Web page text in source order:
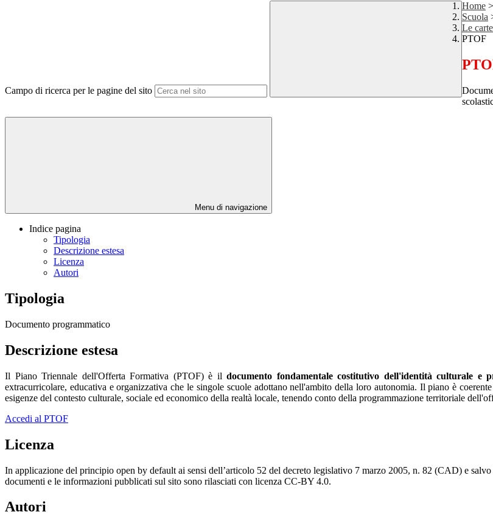
Campo di ricerca per le pagine del sito
Home >
Scuola
Le
PTOF
Menu di navigazione
Indice pagina
Tipologia
Descrizione estesa
Licenza
Autori
Tipologia
Documento programmatico
Descrizione estesa
Il Piano Triennale dell'Offerta Formativa (PTOF) è il documento fondamentale costitutivo dell'identità culturale e
extracurricolare, educativa e organizzativa che le singole scuole adottano nell'ambito della loro autonomia. Il piano è
esigenze del contesto culturale, sociale ed economico della realtà locale, tenendo conto della programmazione territoriale
Accedi al PTOF
Licenza
In applicazione del principio open by default ai sensi dell’articolo 52 del decreto legislativo 7 marzo 2005, n. 82 (CAD) e
documenti e le informazioni pubblicati sul sito sono rilasciati con licenza CC-BY 4.0.
Autori